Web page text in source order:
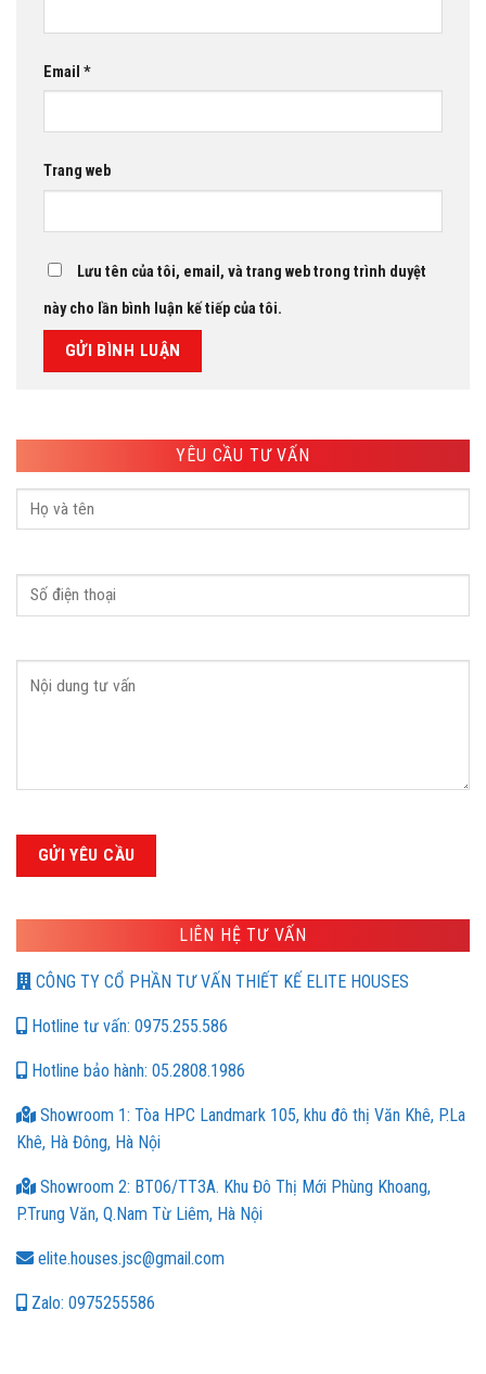
Email *
Trang web
Lưu tên của tôi, email, và trang web trong trình duyệt
này cho lần bình luận kế tiếp của tôi.
YÊU CẦU TƯ VẤN
LIÊN HỆ TƯ VẤN
CÔNG TY CỔ PHẦN TƯ VẤN THIẾT KẾ ELITE HOUSES
Hotline tư vấn: 0975.255.586
Hotline bảo hành: 05.2808.1986
Showroom 1: Tòa HPC Landmark 105, khu đô thị Văn Khê, P.La
Khê, Hà Đông, Hà Nội
Showroom 2: BT06/TT3A. Khu Đô Thị Mới Phùng Khoang,
P.Trung Văn, Q.Nam Từ Liêm, Hà Nội
elite.houses.jsc@gmail.com
Zalo: 0975255586